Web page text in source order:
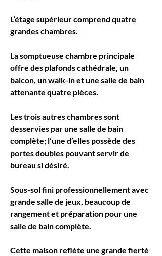
L’étage supérieur comprend quatre
grandes chambres.
La somptueuse chambre principale
offre des plafonds cathédrale, un
balcon, un walk-in et une salle de bain
attenante quatre pièces.
Les trois autres chambres sont
desservies par une salle de bain
complète; l’une d’elles possède des
portes doubles pouvant servir de
bureau si désiré.
Sous-sol fini professionnellement avec
grande salle de jeux, beaucoup de
rangement et préparation pour une
salle de bain complète.
Cette maison reflète une grande fierté